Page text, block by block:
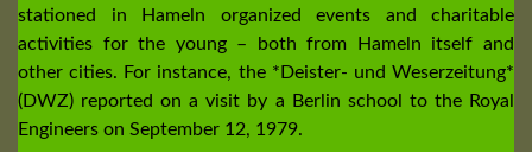
stationed in Hameln organized events and charitable
activities for the young – both from Hameln itself and
other cities. For instance, the *Deister- und Weserzeitung*
(DWZ) reported on a visit by a Berlin school to the Royal
Engineers on September 12, 1979.